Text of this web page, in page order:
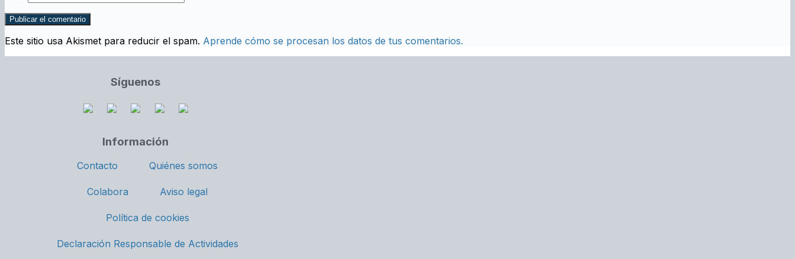
Este sitio usa Akismet para reducir el spam. Aprende cómo se procesan los datos de tus comentarios.
Síguenos
Información
Contacto Quiénes somos
Colabora Aviso legal
Política de cookies
Declaración Responsable de Actividades